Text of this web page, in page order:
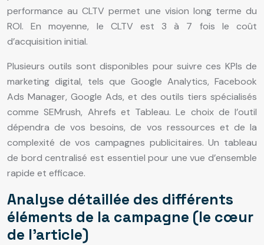
performance au CLTV permet une vision long terme du
ROI. En moyenne, le CLTV est 3 à 7 fois le coût
d’acquisition initial.
Plusieurs outils sont disponibles pour suivre ces KPIs de
marketing digital, tels que Google Analytics, Facebook
Ads Manager, Google Ads, et des outils tiers spécialisés
comme SEMrush, Ahrefs et Tableau. Le choix de l’outil
dépendra de vos besoins, de vos ressources et de la
complexité de vos campagnes publicitaires. Un tableau
de bord centralisé est essentiel pour une vue d’ensemble
rapide et efficace.
Analyse détaillée des différents
éléments de la campagne (le cœur
de l’article)